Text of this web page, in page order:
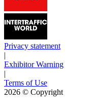
Privacy statement
|
Exhibitor Warning
|
Terms of Use
2026 © Copyright